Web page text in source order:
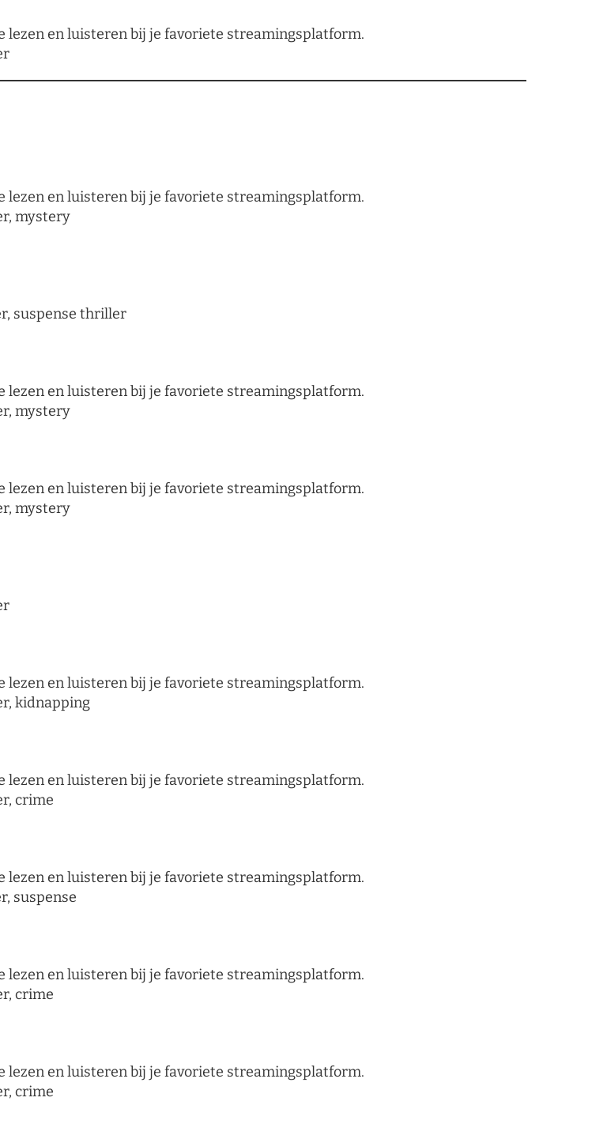
lezen en luisteren bij je favoriete streamingsplatform.
lezen en luisteren bij je favoriete streamingsplatform.
mystery
suspense thriller
lezen en luisteren bij je favoriete streamingsplatform.
mystery
lezen en luisteren bij je favoriete streamingsplatform.
mystery
lezen en luisteren bij je favoriete streamingsplatform.
kidnapping
lezen en luisteren bij je favoriete streamingsplatform.
crime
lezen en luisteren bij je favoriete streamingsplatform.
suspense
lezen en luisteren bij je favoriete streamingsplatform.
crime
lezen en luisteren bij je favoriete streamingsplatform.
crime